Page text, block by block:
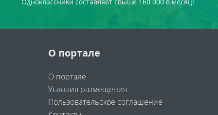
О портале
О портале
Условия размещения
Пользовательское соглашение